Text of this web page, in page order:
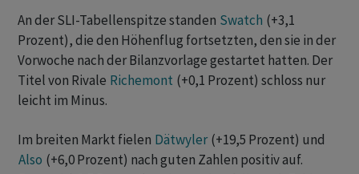
An der SLI-Tabellenspitze standen Swatch (+3,1
Prozent), die den Höhenflug fortsetzten, den sie in der
Vorwoche nach der Bilanzvorlage gestartet hatten. Der
Titel von Rivale Richemont (+0,1 Prozent) schloss nur
leicht im Minus.
Im breiten Markt fielen Dätwyler (+19,5 Prozent) und
Also (+6,0 Prozent) nach guten Zahlen positiv auf.